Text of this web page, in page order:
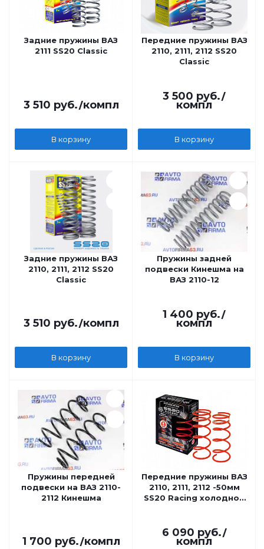
Задние пружины ВАЗ
2111 SS20 Classic
3 510 руб./компл
В корзину
Передние пружины ВАЗ
2110, 2111, 2112 SS20
Classic
3 500 руб./
компл
В корзину
Задние пружины ВАЗ
2110, 2111, 2112 SS20
Classic
3 510 руб./компл
В корзину
Пружины задней
подвески Кинешма на
ВАЗ 2110-12
1 400 руб./
компл
В корзину
Пружины передней
подвески на ВАЗ 2110-
2112 Кинешма
1 700 руб./компл
Передние пружины ВАЗ
2110, 2111, 2112 -50мм
SS20 Racing холодной
6 090 руб./
компл